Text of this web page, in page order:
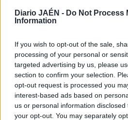
Diario JAÉN - Do Not Process
Information
If you wish to opt-out of the sale,
processing of your personal or
targeted advertising by us, please
section to confirm your selection.
opt-out request is processed you
interest-based ads based on
us or personal information
your opt-out. You may separately
encapuchados que hablaban
tabaco. Extranjeros con
intentaban entrar en una cafetería
Granada. En ambos casos los
oscuro. El sábado un robo más
Bar La Gamba de Oro. Se
Por otro lado, ayer por la tarde
tirón en el ferial. Quitaron a una
de las Angustias, la mochila que